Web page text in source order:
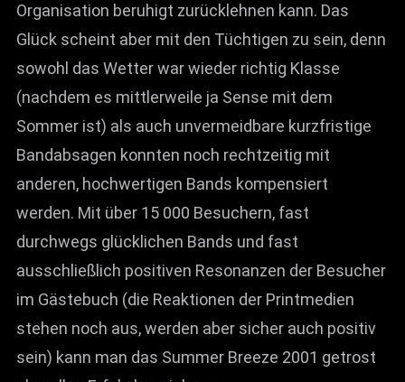
Shop
Line Up
Running Order/Maps
Festival ABC
News
Info
Media
ZUM SHOP
Kontakt
BARRIEREFREIHEIT
Organisation beruhigt zurücklehnen kann. Das
Glück scheint aber mit den Tüchtigen zu sein, denn
sowohl das Wetter war wieder richtig Klasse
(nachdem es mittlerweile ja Sense mit dem
Sommer ist) als auch unvermeidbare kurzfristige
Bandabsagen konnten noch rechtzeitig mit
anderen, hochwertigen Bands kompensiert
werden. Mit über 15 000 Besuchern, fast
durchwegs glücklichen Bands und fast
ausschließlich positiven Resonanzen der Besucher
im Gästebuch (die Reaktionen der Printmedien
stehen noch aus, werden aber sicher auch positiv
sein) kann man das Summer Breeze 2001 getrost